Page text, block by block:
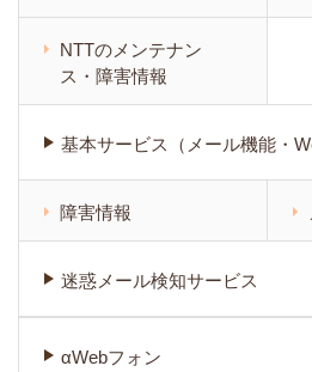
NTTのメンテナン
ス・障害情報
基本サービス（メール機能・
障害情報
迷惑メール検知サービス
αWebフォン